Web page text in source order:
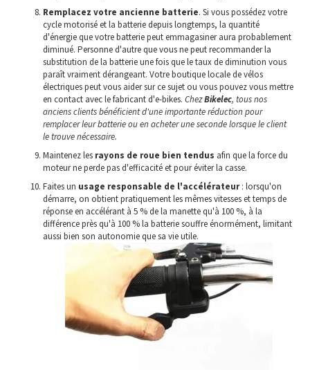
Remplacez votre ancienne batterie. Si vous possédez votre
cycle motorisé et la batterie depuis longtemps, la quantité
d'énergie que votre batterie peut emmagasiner aura probablement
diminué. Personne d'autre que vous ne peut recommander la
substitution de la batterie une fois que le taux de diminution vous
paraît vraiment dérangeant. Votre boutique locale de vélos
électriques peut vous aider sur ce sujet ou vous pouvez vous mettre
en contact avec le fabricant d'e-bikes.ChezBikelec, tous nos
anciens clients bénéficient d'une importante réduction pour
remplacer leur batterie ou en acheter une seconde lorsque le client
le trouve nécessaire.
Maintenez les rayons de roue bien tendus afin que la force du
moteur ne perde pas d'efficacité et pour éviter la casse.
Faites un usage responsable de l'accélérateur: lorsqu'on
démarre, on obtient pratiquement les mêmes vitesses et temps de
réponse en accélérant à 5 % de la manette qu'à 100 %, à la
différence près qu'à 100 % la batterie souffre énormément, limitant
aussi bien son autonomie que sa vie utile.